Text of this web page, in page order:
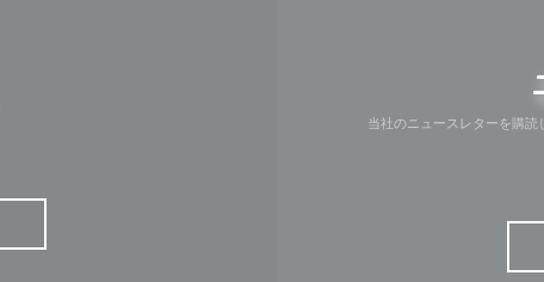
当社のニュースレターを購